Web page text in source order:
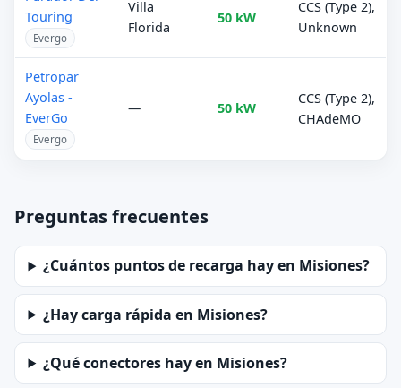
Touring
Evergo
Villa
Florida
50 kW
CCS (Type 2),
Unknown
Petropar
Ayolas -
EverGo
Evergo
— 50 kW
CCS (Type 2),
CHAdeMO
Preguntas frecuentes
¿Cuántos puntos de recarga hay en Misiones?
¿Hay carga rápida en Misiones?
¿Qué conectores hay en Misiones?